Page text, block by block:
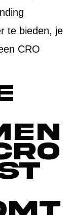
te bieden, je
CRO